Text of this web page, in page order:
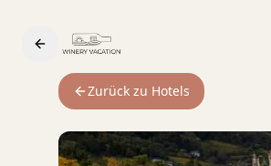
Zurück zu Hotels